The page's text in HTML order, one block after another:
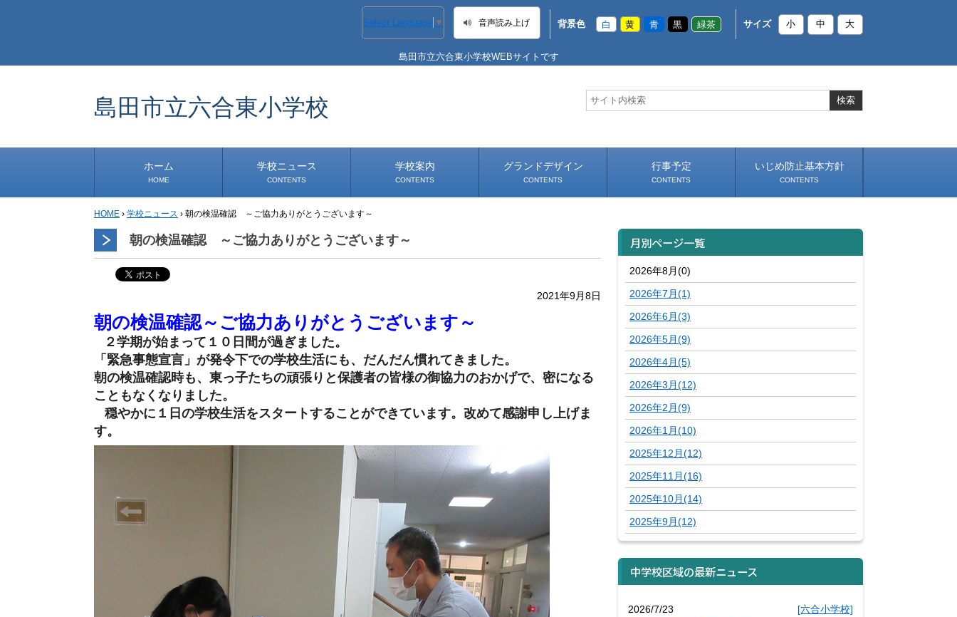
Select Language ▼ 音声読み上げ 背景色 白 黄 青 黒 緑茶 サイズ 小 中 大
島田市立六合東小学校WEBサイトです
島田市立六合東小学校
ホーム
HOME
学校ニュース
CONTENTS
学校から
安心・安全
1年生
2年生
3年生
4年生
5年生
6年生
事務・保健室から
児童会・部活から
研修
小中連携事業
道徳教育推進事業
学校便り
学校案内
CONTENTS
学校長あいさつ
学校へのアクセス
グランドデザイン
CONTENTS
行事予定
CONTENTS
いじめ防止基本方針
CONTENTS
HOME › 学校ニュース › 朝の検温確認 ～ご協力ありがとうございます～
朝の検温確認 ～ご協力ありがとうございます～
2021年9月8日
朝の検温確認～ご協力ありがとうございます～
２学期が始まって１０日間が過ぎました。
「緊急事態宣言」が発令下での学校生活にも、だんだん慣れてきました。
朝の検温確認時も、東っ子たちの頑張りと保護者の皆様の御協力のおかげで、密になる
こともなくなりました。
穏やかに１日の学校生活をスタートすることができています。改めて感謝申し上げま
す。
月別ページ一覧
2026年8月(0)
2026年7月(1)
2026年6月(3)
2026年5月(9)
2026年4月(5)
2026年3月(12)
2026年2月(9)
2026年1月(10)
2025年12月(12)
2025年11月(16)
2025年10月(14)
2025年9月(12)
中学校区域の最新ニュース
2026/7/23
[六合小学校]